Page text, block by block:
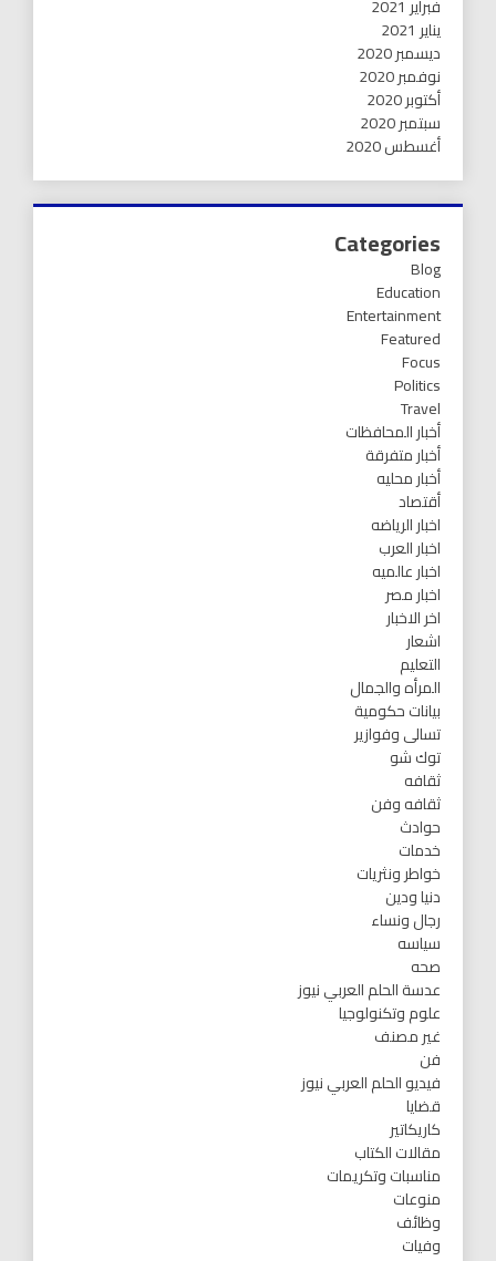
فبراير 2021
يناير 2021
ديسمبر 2020
نوفمبر 2020
أكتوبر 2020
سبتمبر 2020
أغسطس 2020
Categories
Blog
Education
Entertainment
Featured
Focus
Politics
Travel
أخبار المحافظات
أخبار متفرقة
أخبار محليه
أقتصاد
اخبار الرياضه
اخبار العرب
اخبار عالميه
اخبار مصر
اخر الاخبار
اشعار
التعليم
المرأه والجمال
بيانات حكومية
تسالى وفوازير
توك شو
ثقافه
ثقافه وفن
حوادث
خدمات
خواطر ونثريات
دنيا ودين
رجال ونساء
سياسه
صحه
عدسة الحلم العربي نيوز
علوم وتكنولوجيا
غير مصنف
فن
فيديو الحلم العربي نيوز
قضايا
كاريكاتير
مقالات الكتاب
مناسبات وتكريمات
منوعات
وظائف
وفيات